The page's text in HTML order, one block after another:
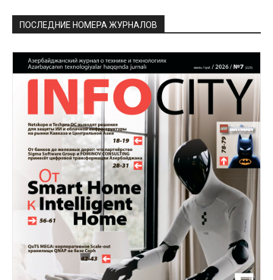
ПОСЛЕДНИЕ НОМЕРА ЖУРНАЛОВ